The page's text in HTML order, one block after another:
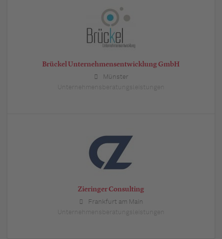
Brückel Unternehmensentwicklung GmbH
Münster
Unternehmensberatungsleistungen
Zieringer Consulting
Frankfurt am Main
Unternehmensberatungsleistungen